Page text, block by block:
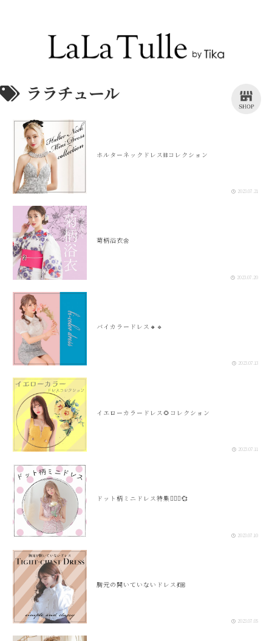
ララチュール
ホルターネックドレス⛓️コレクション
2023.07.21
菊柄浴衣🌼
2023.07.20
バイカラードレス🔸🔹
2023.07.13
イエローカラードレス🌻コレクション
2023.07.11
ドット柄ミニドレス特集🧚🏻‍♀️💞
2023.07.10
胸元の開いていないドレス💃🏼
2023.07.05